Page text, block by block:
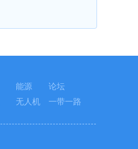
能源
论坛
无人机 一带一路